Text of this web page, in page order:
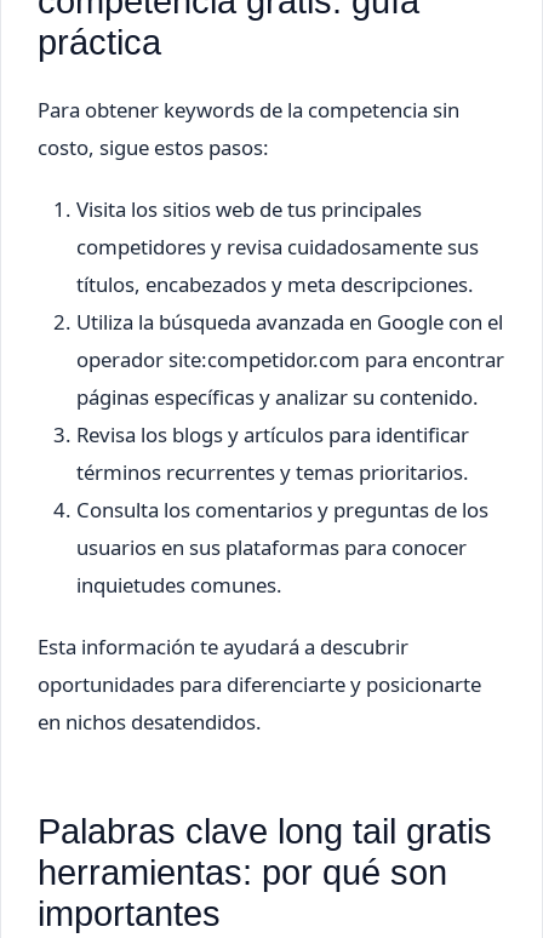
práctica
Para obtener keywords de la competencia sin
costo, sigue estos pasos:
Visita los sitios web de tus principales
competidores y revisa cuidadosamente sus
títulos, encabezados y meta descripciones.
Utiliza la búsqueda avanzada en Google con el
operador site:competidor.com para encontrar
páginas específicas y analizar su contenido.
Revisa los blogs y artículos para identificar
términos recurrentes y temas prioritarios.
Consulta los comentarios y preguntas de los
usuarios en sus plataformas para conocer
inquietudes comunes.
Esta información te ayudará a descubrir
oportunidades para diferenciarte y posicionarte
en nichos desatendidos.
Palabras clave long tail gratis
herramientas: por qué son
importantes